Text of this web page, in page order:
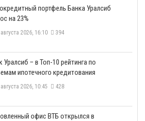
портфель Банка Уралсиб
на 23%
2026, 16:10 394
Уралсиб – в Топ-10 рейтинга по
ипотечного кредитования
2026, 10:45 428
офис ВТБ открылся в